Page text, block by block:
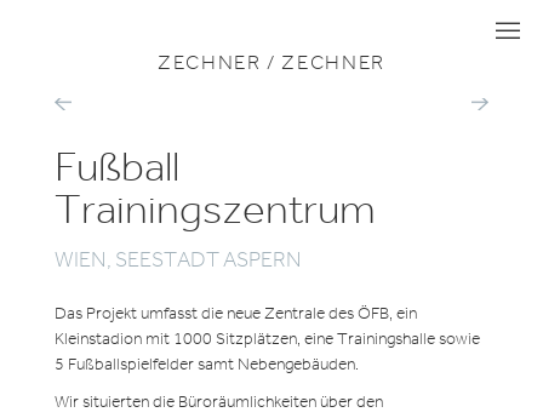
I
I
I
ZECHNER / ZECHNER
B&B
PARK
BÜRO-
Fußball
Trainingszentrum
WIEN, SEESTADT ASPERN
Das Projekt umfasst die neue Zentrale des ÖFB, ein
Kleinstadion mit 1000 Sitzplätzen, eine Trainingshalle sowie
5 Fußballspielfelder samt Nebengebäuden.
Wir situierten die Büroräumlichkeiten über den